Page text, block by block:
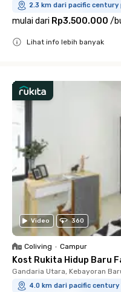
2.3 km dari pacific century
mulai dari Rp3.500.000 /
Lihat info lebih banyak
Video 360
Coliving • Campur
Kost Rukita Hidup Baru
Gandaria Utara, Kebayoran
4.0 km dari pacific century